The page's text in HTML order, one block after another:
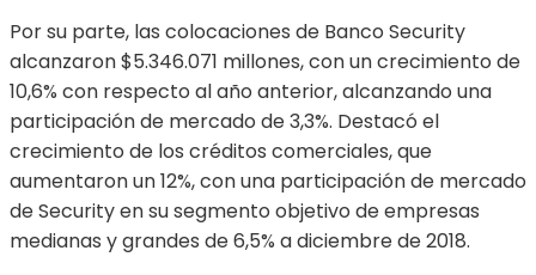
Por su parte, las colocaciones de Banco Security
alcanzaron $5.346.071 millones, con un crecimiento de
10,6% con respecto al año anterior, alcanzando una
participación de mercado de 3,3%. Destacó el
crecimiento de los créditos comerciales, que
aumentaron un 12%, con una participación de mercado
de Security en su segmento objetivo de empresas
medianas y grandes de 6,5% a diciembre de 2018.